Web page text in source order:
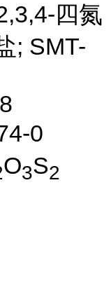
四氮
; SMT-
0
O3S2